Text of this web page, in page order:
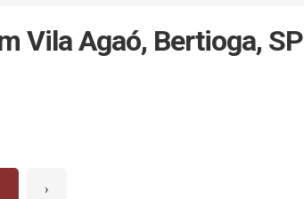
Vila Agaó, Bertioga, SP
›